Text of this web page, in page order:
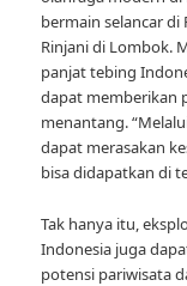
bermain selancar di
Rinjani di Lombok.
panjat tebing
dapat memberikan
menantang.
dapat merasakan
bisa didapatkan di
Tak hanya itu,
Indonesia juga
potensi pariwisata